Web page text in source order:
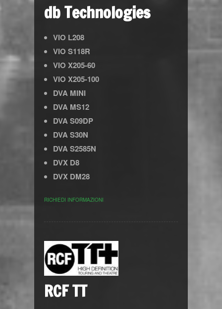
db Technologies
VIO L208
VIO S118R
VIO X205-60
VIO X205-100
DVA MINI
DVA MS12
DVA S09DP
DVA S30N
DVA S2585N
DVX D8
DVX DM28
RICHIEDI INFORMAZIONI
RCF TT